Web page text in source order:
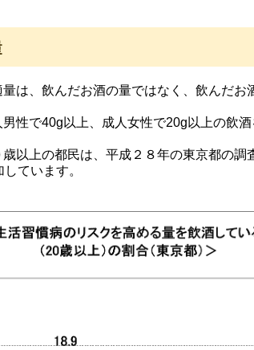
は、飲んだお酒の量ではなく、飲んだお
性で40g以上、成人女性で20g以上の飲
以上の都民は、平成２８年の東京都の
ています。